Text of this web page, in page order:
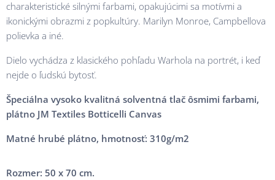
charakteristické silnými farbami, opakujúcimi sa motívmi a
ikonickými obrazmi z popkultúry. Marilyn Monroe, Campbellova
polievka a iné.
Dielo vychádza z klasického pohľadu Warhola na portrét, i keď
nejde o ľudskú bytosť.
Špeciálna vysoko kvalitná solventná tlač ôsmimi farbami,
plátno JM Textiles Botticelli Canvas
Matné hrubé plátno, hmotnosť: 310g/m2
Rozmer: 50 x 70 cm.